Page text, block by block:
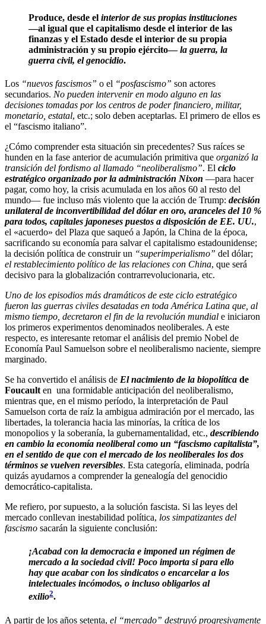
Produce, desde el interior de sus propias instituciones
—al igual que el capitalismo desde el interior de las
finanzas y el Estado desde el interior de su propia
administración y su propio ejército—la guerra, la
guerra civil, el genocidio.
Los “nuevos fascismos” o el “posfascismo” son actores
secundarios. No pueden intervenir en modo alguno en las
decisiones tomadas por los centros de poder financiero, militar,
monetario, estatal, etc.; solo deben aceptarlas. El primero de ellos es
el “fascismo italiano”.
¿Cómo comprender esta situación sin precedentes? Sus raíces se
hunden en la fase anterior de acumulación primitiva que organizó la
transición del fordismo al llamado “neoliberalismo”. El ciclo
estratégico organizado por la administración Nixon —para hacer
pagar, como hoy, la crisis acumulada en los años 60 al resto del
mundo— fue incluso más violento que la acción de Trump: decisión
unilateral de inconvertibilidad del dólar en oro, aranceles del 10 %
para todos, capitales japoneses puestos a disposición de EE. UU.,
el «acuerdo» del Plaza que saqueó a Japón, la China de la época,
sacrificando su economía para salvar el capitalismo estadounidense;
la decisión política de construir un “superimperialismo” del dólar;
el restablecimiento político de las relaciones con China, que será
decisivo para la globalización contrarrevolucionaria, etc.
Uno de los episodios más dramáticos de este ciclo estratégico
fueron las guerras civiles desatadas en toda América Latina que, al
mismo tiempo, decretaron el fin de la revolución mundial e iniciaron
los primeros experimentos denominados neoliberales. A este
respecto, es interesante retomar el análisis del premio Nobel de
Economía Paul Samuelson sobre el neoliberalismo naciente, siempre
marginado.
Se ha convertido el análisis de El nacimiento de la biopolítica de
Foucault en una formidable anticipación del neoliberalismo,
mientras que, en el mismo período, la interpretación de Paul
Samuelson corta de raíz la ambigua admiración por el mercado, las
libertades, la tolerancia hacia las minorías, la crítica de los
monopolios y la soberanía, la gubernamentalidad, etc., describiendo
en cambio la economía neoliberal como un “fascismo capitalista”,
en el sentido de que con el mercado de los neoliberales los dos
términos se vuelven reversibles. Esta categoría, eliminada, podría
quizás ayudarnos a comprender la genealogía del genocidio
democrático-capitalista.
Me refiero, por supuesto, a la solución fascista. Si las leyes del
mercado conllevan inestabilidad política, los simpatizantes del
fascismo sacarán la siguiente conclusión:
¡Acabad con la democracia e imponed un régimen de
mercado a la sociedad civil! Poco importa si para ello
hay que acabar con los sindicatos o encarcelar a los
intelectuales incómodos, o incluso obligarlos al
exilio2.
A partir de los años setenta, el “mercado” destruyó progresivamente